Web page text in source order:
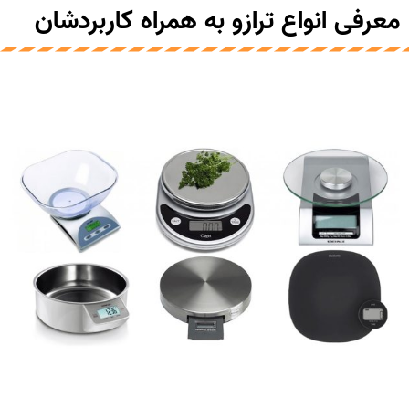
معرفی انواع ترازو به همراه کاربردشان